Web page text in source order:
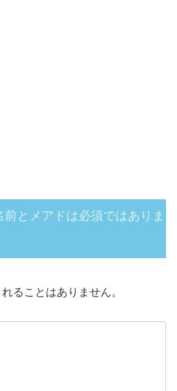
前とメアドは必須ではありま
ることはありません。